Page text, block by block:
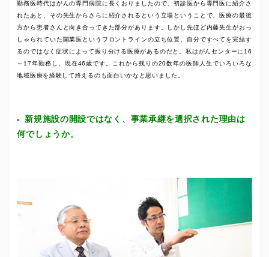
勤務医時代はがんの専門病院に長くおりましたので、初診医から専門医に紹介さ
れたあと、その先生からさらに紹介されるという立場ということで、医療の最後
方から患者さんと向き合ってきた部分があります。しかし先ほど内藤先生がおっ
しゃられていた開業医というフロントラインの立ち位置、自分ですべてを完結す
るのではなく症状によって振り分ける医療があるのだと。私はがんセンターに16
～17年勤務し、現在46歳です。これから残りの20数年の医師人生でいろいろな
地域医療を経験して終えるのも面白いかなと思いました。
新規施設の開設ではなく、事業承継を選択された理由は
何でしょうか。